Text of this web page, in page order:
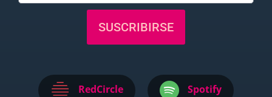
SUSCRIBIRSE
RedCircle Spotify